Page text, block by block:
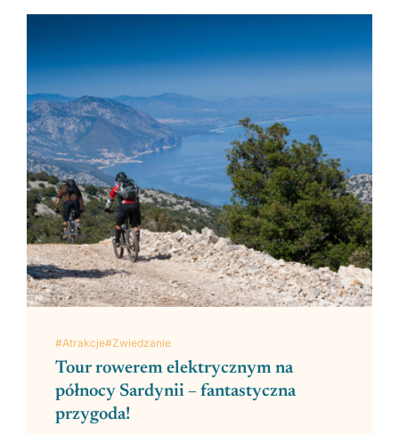
#Atrakcje#Zwiedzanie
Tour rowerem elektrycznym na
północy Sardynii – fantastyczna
przygoda!